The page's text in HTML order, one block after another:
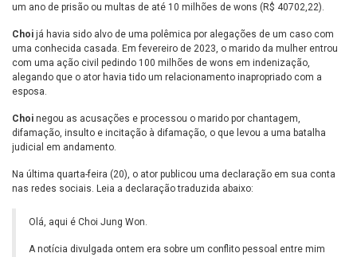
um ano de prisão ou multas de até 10 milhões de wons (R$ 40702,22).
Choi já havia sido alvo de uma polêmica por alegações de um caso com
uma conhecida casada. Em fevereiro de 2023, o marido da mulher entrou
com uma ação civil pedindo 100 milhões de wons em indenização,
alegando que o ator havia tido um relacionamento inapropriado com a
esposa.
Choi negou as acusações e processou o marido por chantagem,
difamação, insulto e incitação à difamação, o que levou a uma batalha
judicial em andamento.
Na última quarta-feira (20), o ator publicou uma declaração em sua conta
nas redes sociais. Leia a declaração traduzida abaixo:
Olá, aqui é Choi Jung Won.
A notícia divulgada ontem era sobre um conflito pessoal entre mim